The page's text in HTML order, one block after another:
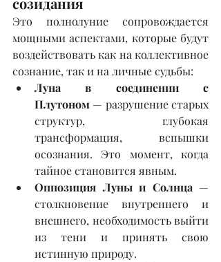
Это полнолуние сопровождается
мощными аспектами, которые будут
воздействовать как на коллективное
сознание, так и на личные судьбы:
Луна в соединении с
Плутоном — разрушение старых
структур, глубокая
трансформация, вспышки
осознания. Это момент, когда
тайное становится явным.
Оппозиция Луны и Солнца —
столкновение внутреннего и
внешнего, необходимость выйти
из тени и принять свою
истинную природу.